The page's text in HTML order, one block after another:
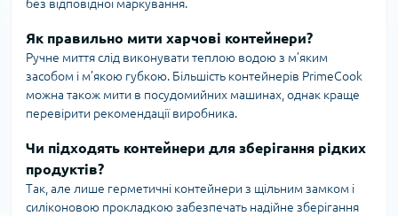
без відповідної маркування.
Як правильно мити харчові контейнери?
Ручне миття слід виконувати теплою водою з м’яким
засобом і м’якою губкою. Більшість контейнерів PrimeCook
можна також мити в посудомийних машинах, однак краще
перевірити рекомендації виробника.
Чи підходять контейнери для зберігання рідких
продуктів?
Так, але лише герметичні контейнери з щільним замком і
силіконовою прокладкою забезпечать надійне зберігання